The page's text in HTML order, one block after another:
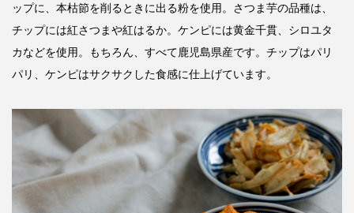
ップに、本枯節を削るときに出る粉を使用。さつま芋の品種は、
チップには紅さつまや紅はるか。ケンピには黄金千貫、シロユタ
カなどを使用。もちろん、すべて鹿児島県産です。チップはパリ
パリ、ケンピはサクサクした食感に仕上げています。